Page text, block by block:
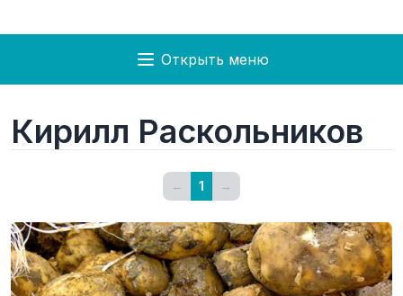
Открыть меню
Кирилл Раскольников
← 1 →